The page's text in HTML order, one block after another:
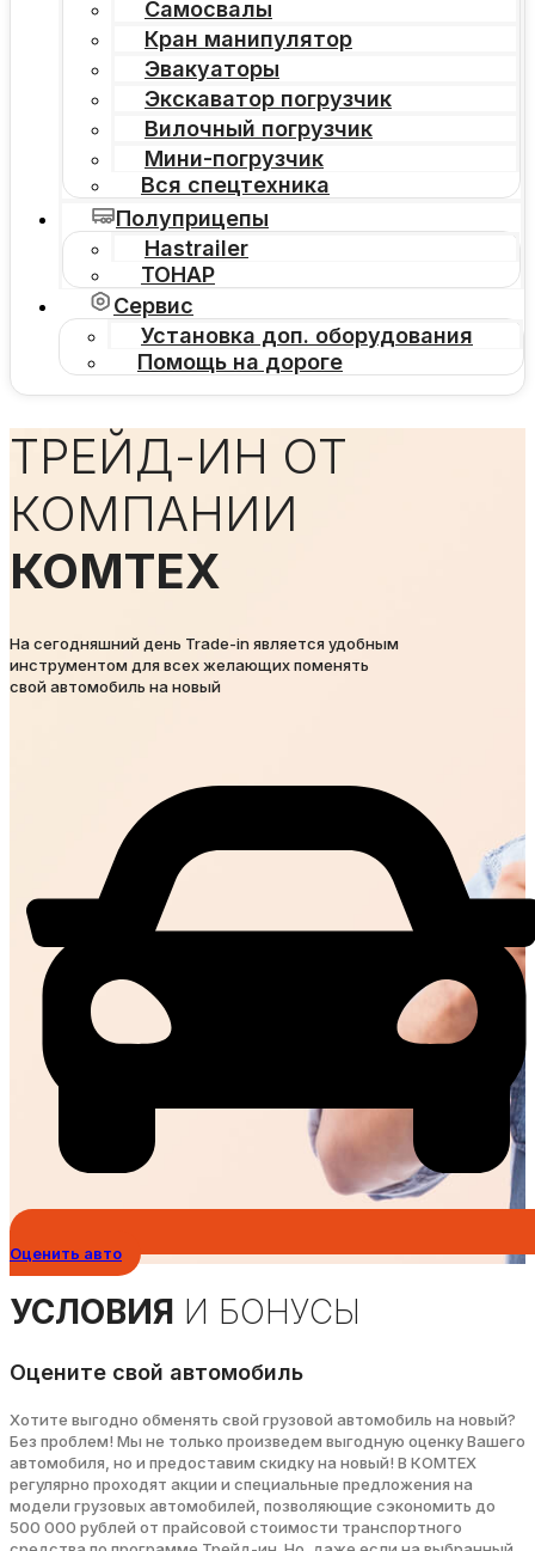
Самосвалы
Кран манипулятор
Эвакуаторы
Экскаватор погрузчик
Вилочный погрузчик
Мини-погрузчик
Вся спецтехника
Полуприцепы
Hastrailer
ТОНАР
Сервис
Установка доп. оборудования
Помощь на дороге
ТРЕЙД-ИН ОТ
КОМПАНИИ
КОМТЕХ
На сегодняшний день Trade-in является удобным
инструментом для всех желающих поменять
свой автомобиль на новый
Оценить авто
УСЛОВИЯ И БОНУСЫ
Оцените свой автомобиль
Хотите выгодно обменять свой грузовой автомобиль на новый?
Без проблем! Мы не только произведем выгодную оценку Вашего
автомобиля, но и предоставим скидку на новый! В КОМТЕХ
регулярно проходят акции и специальные предложения на
модели грузовых автомобилей, позволяющие сэкономить до
500 000 рублей от прайсовой стоимости транспортного